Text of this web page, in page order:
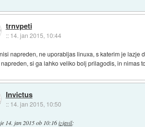
trnvpeti
:: 14. jan 2015, 10:44
napreden, ne uporabljas linuxa, s katerim je lazje
si ga lahko veliko bolj prilagodis, in nimas
Invictus
:: 14. jan 2015, 10:50
14. jan 2015 ob 10:16 izjavil: